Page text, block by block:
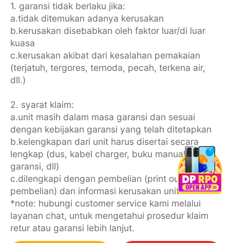
1. garansi tidak berlaku jika:
a.tidak ditemukan adanya kerusakan
b.kerusakan disebabkan oleh faktor luar/di luar
kuasa
c.kerusakan akibat dari kesalahan pemakaian
(terjatuh, tergores, ternoda, pecah, terkena air,
dll.)
2. syarat klaim:
a.unit masih dalam masa garansi dan sesuai
dengan kebijakan garansi yang telah ditetapkan
b.kelengkapan dari unit harus disertai secara
lengkap (dus, kabel charger, buku manual, kartu
garansi, dll)
c.dilengkapi dengan pembelian (print out history
pembelian) dan informasi kerusakan unit
*note: hubungi customer service kami melalui
layanan chat, untuk mengetahui prosedur klaim
retur atau garansi lebih lanjut.